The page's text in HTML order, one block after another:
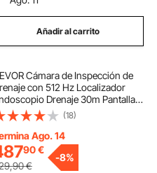
Añadir al carrito
Cámara de Inspección de
con 512 Hz Localizador
Drenaje 30m Pantalla
IP68 Impermeable Grabadora
12 LEDs Ajustables 16 GB
SD para Tuberías de
Hogar
(18)
Ago. 14
90€
€
-8%